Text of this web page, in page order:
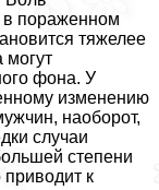
в пораженном
тяжелее
могут
фона. У
изменению
наоборот,
случаи
степени
к